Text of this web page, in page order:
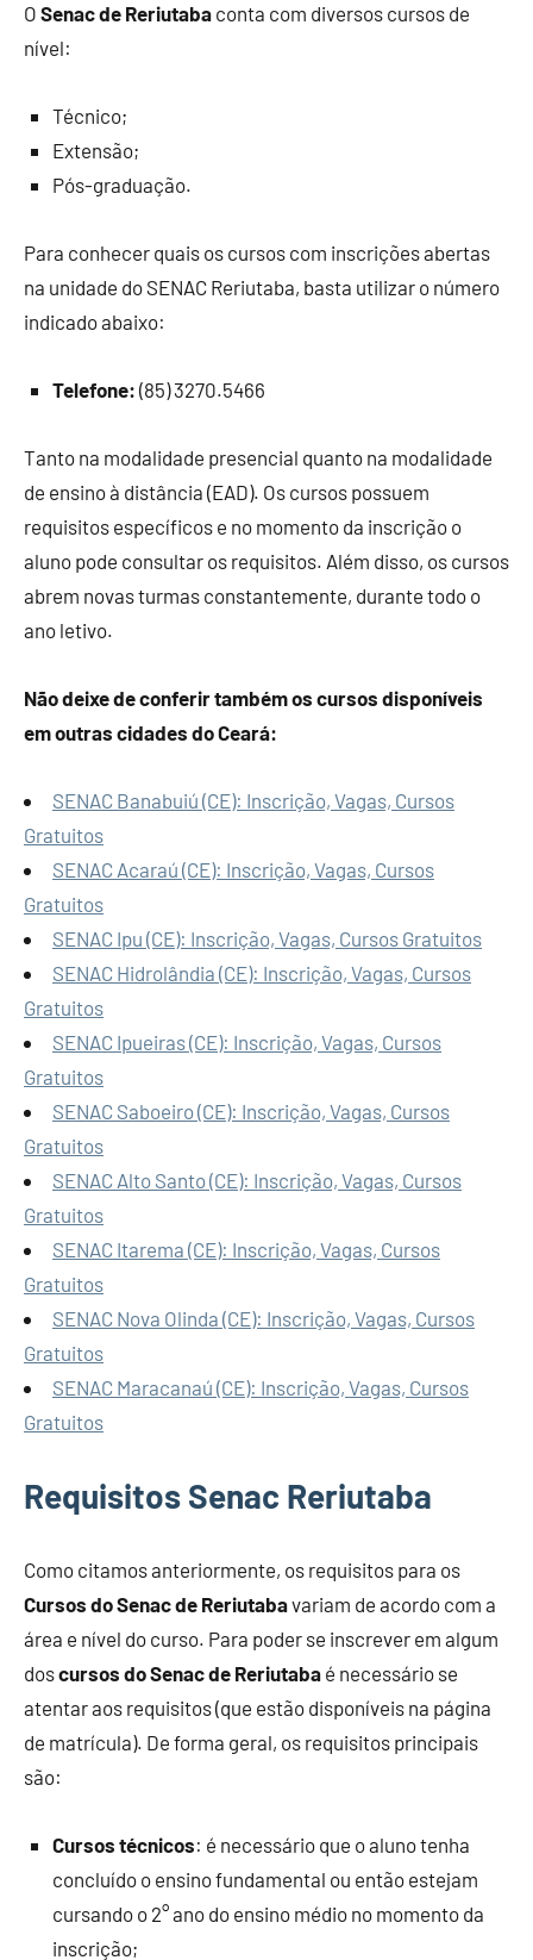
O Senac de Reriutaba conta com diversos cursos de
nível:
Técnico;
Extensão;
Pós-graduação.
Para conhecer quais os cursos com inscrições abertas
na unidade do SENAC Reriutaba, basta utilizar o número
indicado abaixo:
Telefone: (85) 3270.5466
Tanto na modalidade presencial quanto na modalidade
de ensino à distância (EAD). Os cursos possuem
requisitos específicos e no momento da inscrição o
aluno pode consultar os requisitos. Além disso, os cursos
abrem novas turmas constantemente, durante todo o
ano letivo.
Não deixe de conferir também os cursos disponíveis
em outras cidades do Ceará:
SENAC Banabuiú (CE): Inscrição, Vagas, Cursos
Gratuitos
SENAC Acaraú (CE): Inscrição, Vagas, Cursos
Gratuitos
SENAC Ipu (CE): Inscrição, Vagas, Cursos Gratuitos
SENAC Hidrolândia (CE): Inscrição, Vagas, Cursos
Gratuitos
SENAC Ipueiras (CE): Inscrição, Vagas, Cursos
Gratuitos
SENAC Saboeiro (CE): Inscrição, Vagas, Cursos
Gratuitos
SENAC Alto Santo (CE): Inscrição, Vagas, Cursos
Gratuitos
SENAC Itarema (CE): Inscrição, Vagas, Cursos
Gratuitos
SENAC Nova Olinda (CE): Inscrição, Vagas, Cursos
Gratuitos
SENAC Maracanaú (CE): Inscrição, Vagas, Cursos
Gratuitos
Requisitos Senac Reriutaba
Como citamos anteriormente, os requisitos para os
Cursos do Senac de Reriutabavariam de acordo com a
área e nível do curso. Para poder se inscrever em algum
doscursos do Senac de Reriutaba é necessário se
atentar aos requisitos (que estão disponíveis na página
de matrícula). De forma geral, os requisitos principais
são:
Cursos técnicos: é necessário que o aluno tenha
concluído o ensino fundamental ou então estejam
cursando o 2° ano do ensino médio no momento da
inscrição;